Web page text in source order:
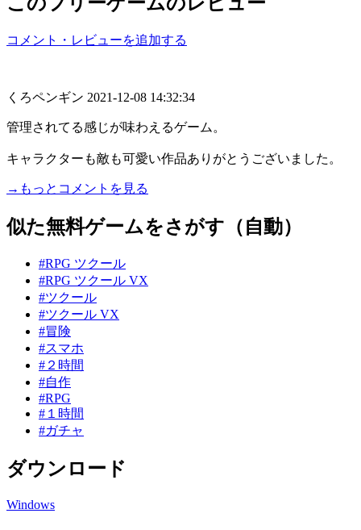
コメント・レビューを追加する
くろペンギン 2021-12-08 14:32:34
管理されてる感じが味わえるゲーム。
キャラクターも敵も可愛い作品ありがとうございました。
→もっとコメントを見る
似た無料ゲームをさがす（自動）
#RPG ツクール
#RPG ツクール VX
#ツクール
#ツクール VX
#冒険
#スマホ
#２時間
#自作
#RPG
#１時間
#ガチャ
ダウンロード
Windows